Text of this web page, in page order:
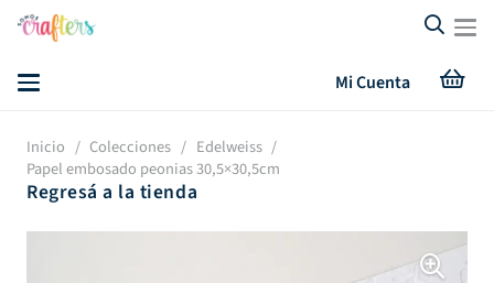
Mi Cuenta
Inicio / Colecciones / Edelweiss /
Papel embosado peonias 30,5×30,5cm
Regresá a la tienda